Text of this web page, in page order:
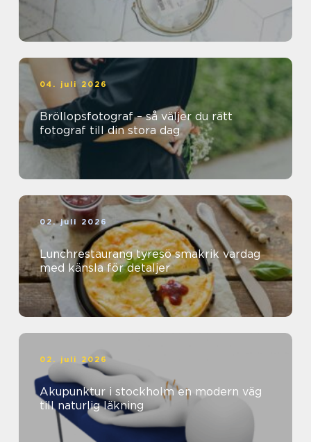
04. juli 2026
Bröllopsfotograf – så väljer du rätt
fotograf till din stora dag
02. juli 2026
Lunchrestaurang tyresö smakrik vardag
med känsla för detaljer
02. juli 2026
Akupunktur i stockholm en modern väg
till naturlig läkning